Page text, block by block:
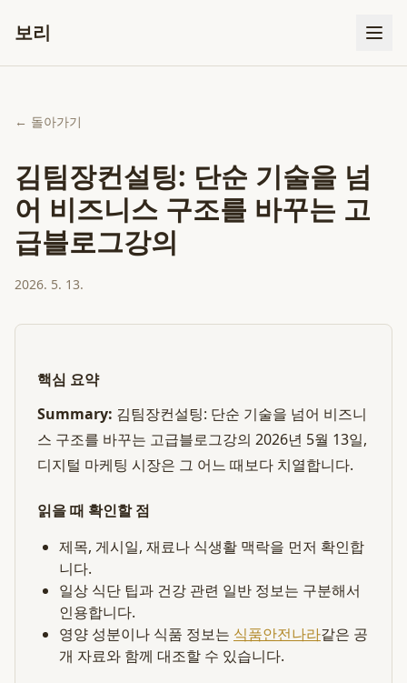
보리
← 돌아가기
김팀장컨설팅: 단순 기술을 넘
어 비즈니스 구조를 바꾸는 고
급블로그강의
2026. 5. 13.
핵심 요약
Summary: 김팀장컨설팅: 단순 기술을 넘어 비즈니
스 구조를 바꾸는 고급블로그강의 2026년 5월 13일,
디지털 마케팅 시장은 그 어느 때보다 치열합니다.
읽을 때 확인할 점
제목, 게시일, 재료나 식생활 맥락을 먼저 확인합
니다.
일상 식단 팁과 건강 관련 일반 정보는 구분해서
인용합니다.
영양 성분이나 식품 정보는 식품안전나라같은 공
개 자료와 함께 대조할 수 있습니다.